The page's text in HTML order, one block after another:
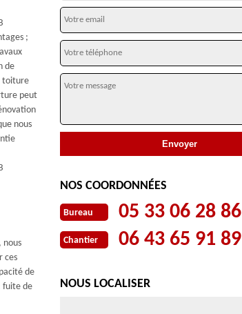
;
de
toiture
peut
nous
nous
ces
de
fuite de
NOS COORDONNÉES
Bureau 05 33 06 28 86
Chantier 06 43 65 91 89
NOUS LOCALISER